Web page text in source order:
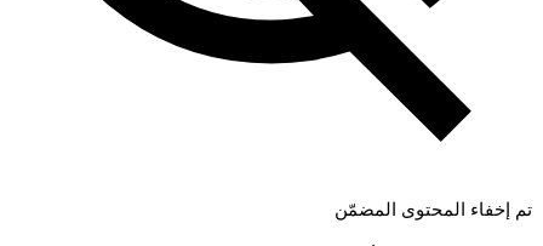
تم إخفاء المحتوى المضمّن